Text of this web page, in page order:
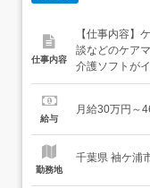
仕事内容
【仕事内容】
談などのケア
介護ソフトが
のスマートフ
せやすい環境
給与
月給30万円～
勤務地
千葉県 袖ケ浦